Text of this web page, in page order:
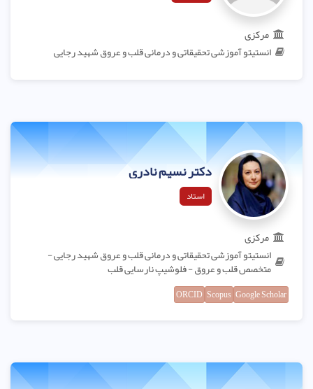
مرکزی
انستیتو آموزشی تحقیقاتی و درمانی قلب و عروق شهید رجایی
دکتر نسیم نادری
استاد
مرکزی
انستیتو آموزشی تحقیقاتی و درمانی قلب و عروق شهید رجایی -
متخصص قلب و عروق - فلوشیپ نارسایی قلب
Google Scholar
Scopus
ORCID